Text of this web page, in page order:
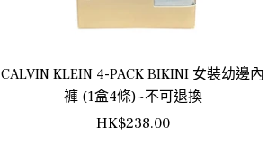
CALVIN KLEIN 4-PACK BIKINI 女裝幼邊內
褲 (1盒4條)~不可退換
正
HK$238.00